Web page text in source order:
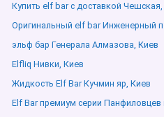
Купить elf bar с доставкой
Оригинальный elf bar Инженерный
эльф бар Генерала Алмазова, Киев
Elfliq Нивки, Киев
Жидкость Elf Bar Кучмин яр, Киев
Elf Bar премиум серии Панфиловцев